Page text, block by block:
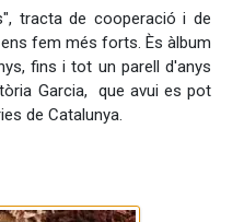
tracta de cooperació i de
fem més forts. Ès àlbum
fins i tot un parell d'anys
Garcia, que avui es pot
de Catalunya.